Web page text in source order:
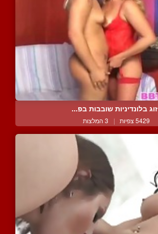
זוג בלונדיניות שובבות בפ...
5429 צפיות | 3 המלצות